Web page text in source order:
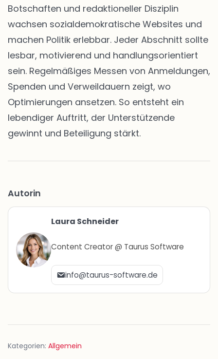
Botschaften und redaktioneller Disziplin
wachsen sozialdemokratische Websites und
machen Politik erlebbar. Jeder Abschnitt sollte
lesbar, motivierend und handlungsorientiert
sein. Regelmäßiges Messen von Anmeldungen,
Spenden und Verweildauern zeigt, wo
Optimierungen ansetzen. So entsteht ein
lebendiger Auftritt, der Unterstützende
gewinnt und Beteiligung stärkt.
Autorin
Laura Schneider
Content Creator @ Taurus Software
info@taurus-software.de
Kategorien: Allgemein